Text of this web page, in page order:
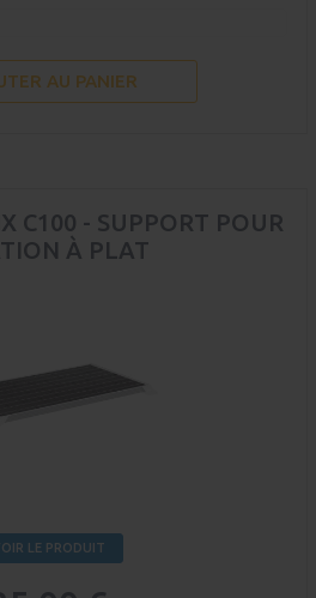
AU PANIER
C100 - SUPPORT POUR
À PLAT
LE PRODUIT